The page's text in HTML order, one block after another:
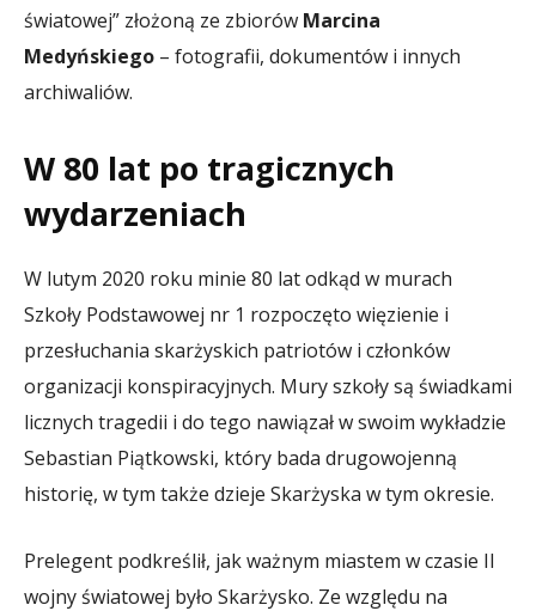
światowej” złożoną ze zbiorów Marcina
Medyńskiego – fotografii, dokumentów i innych
archiwaliów.
W 80 lat po tragicznych
wydarzeniach
W lutym 2020 roku minie 80 lat odkąd w murach
Szkoły Podstawowej nr 1 rozpoczęto więzienie i
przesłuchania skarżyskich patriotów i członków
organizacji konspiracyjnych. Mury szkoły są świadkami
licznych tragedii i do tego nawiązał w swoim wykładzie
Sebastian Piątkowski, który bada drugowojenną
historię, w tym także dzieje Skarżyska w tym okresie.
Prelegent podkreślił, jak ważnym miastem w czasie II
wojny światowej było Skarżysko. Ze względu na